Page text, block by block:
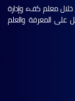
خلال معلم كفء وإدارة
على المعرفة والعلم